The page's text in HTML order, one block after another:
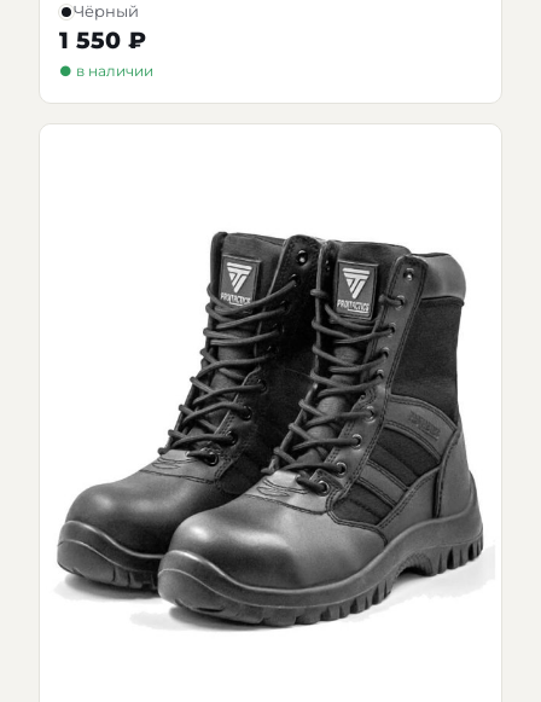
Чёрный
1 550 ₽
● в наличии